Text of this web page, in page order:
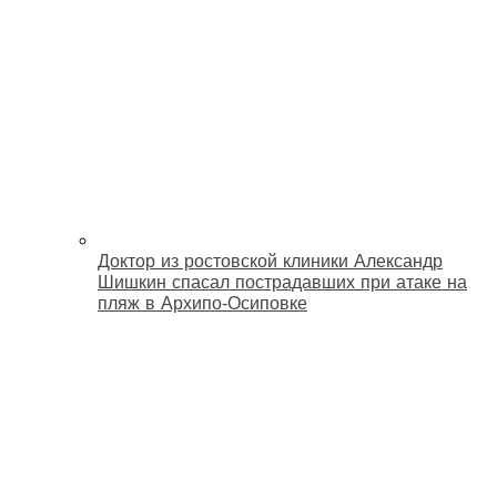
Доктор из ростовской клиники Александр
Шишкин спасал пострадавших при атаке на
пляж в Архипо‑Осиповке